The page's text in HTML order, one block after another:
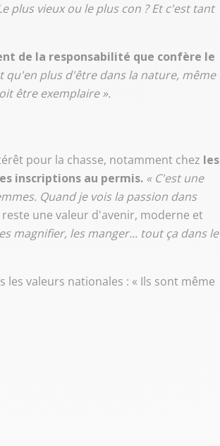
plus vieux ou le plus con ? Et c'est tant
de la responsabilité que confère le
qu'en plus d'être dans la nature, même
être exemplaire ».
pour la chasse, notamment chez les
inscriptions au permis. « C'est une
Quand je vois la passion dans
reste une valeur d'avenir, moderne et
magnifier, les manger... tout ça dans le
valeurs nationales : « Ils sont même